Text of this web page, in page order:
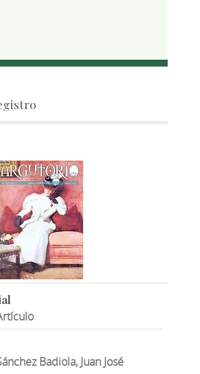
Badiola, Juan José